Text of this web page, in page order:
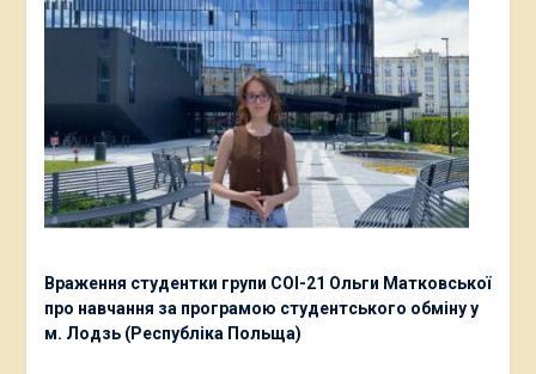
Враження студентки групи СОІ-21 Ольги Матковської
про навчання за програмою студентського обміну у
м. Лодзь (Республіка Польща)